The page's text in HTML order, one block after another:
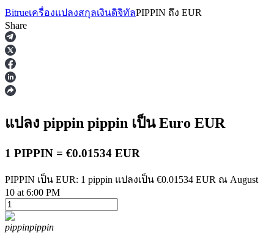
ฟิวเจอร์ส
Bitrueเครื่องแปลงสกุลเงินดิจิทัลPIPPIN ถึง EUR
Share
แปลง pippin pippin เป็น Euro EUR
1 PIPPIN = €0.01534 EUR
PIPPIN เป็น EUR: 1 pippin แปลงเป็น €0.01534 EUR ณ August
10 at 6:00 PM
pippinpippin